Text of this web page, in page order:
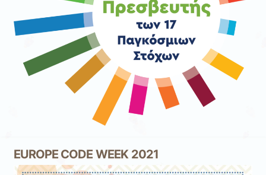
EUROPE CODE WEEK 2021